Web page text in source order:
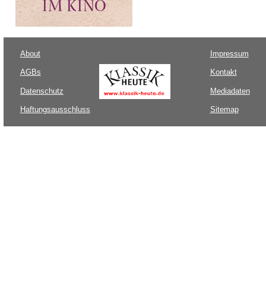
About
AGBs
Datenschutz
Haftungsausschluss
Impressum
Kontakt
Mediadaten
Sitemap